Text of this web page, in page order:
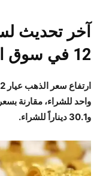
آخر تحديث
12 في سوق المصوغات في الأردن
ارتفاع سعر الذهب عيار 12 قيراط في الأردن إلى نحو
و30.1 ديناراً للشراء.